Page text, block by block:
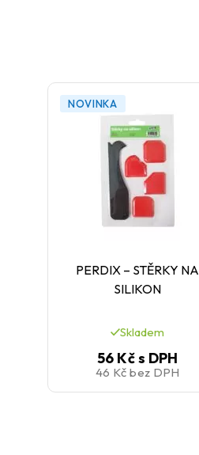
NOVINKA
PERDIX – STĚRKY NA
SILIKON
Skladem
56 Kčs DPH
46 Kčbez DPH